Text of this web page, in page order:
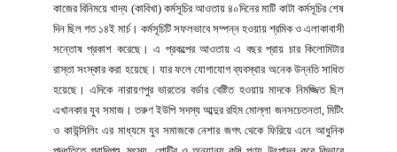
কাজের বিনিময়ে খাদ্য (কাবিখা) কর্মসূচির আওতায় ৪০দিনের মাটি কাটা কর্মসূচির শেষ
দিন ছিল গত ১৪ই মার্চ। কর্মসূচিটি সফলভাবে সম্পন্ন হওয়ায় শ্রমিক ও এলাকাবাসী
সন্তোষ প্রকাশ করেছে। এ প্রকল্পের আওতায় এ বছর প্রায় চার কিলোমিটার
রাস্তা সংস্কার করা হয়েছে। যার ফলে যোগাযোগ ব্যবস্থার অনেক উন্নতি সাধিত
হয়েছে। এদিকে নারায়ণপুর ভারতের বর্ডার বেষ্টিত হওয়ায় মাদকে নিমজ্জিত ছিল
এখানকার যুব সমাজ। তরুণ ইউপি সদস্য আব্দুর রহিম মোল্লা জনসচেতনতা, মিটিং
ও কাউন্সিলিং এর মাধ্যমে যুব সমাজকে নেশার জগৎ থেকে ফিরিয়ে এনে আধুনিক